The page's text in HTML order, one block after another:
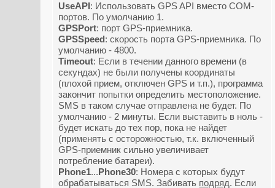
UseAPI: Использовать GPS API вместо COM-
портов. По умолчанию 1.
GPSPort: порт GPS-приемника.
GPSSpeed: скорость порта GPS-приемника. По
умолчанию - 4800.
Timeout: Если в течении данного времени (в
секундах) не были получены координаты
(плохой прием, отключен GPS и т.п.), программа
закончит попытки определить местоположение.
SMS в таком случае отправлена не будет. По
умолчанию - 2 минуты. Если выставить в ноль -
будет искать до тех пор, пока не найдет
(применять с осторожностью, т.к. включенный
GPS-приемник сильно увеличивает
потребление батареи).
Phone1...Phone30: Номера с которых будут
обрабатываться SMS. Забивать подряд. Если